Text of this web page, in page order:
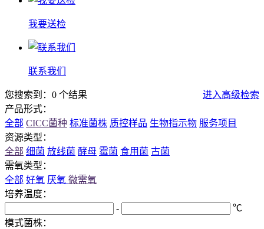
我要送检
联系我们
您搜索到：0 个结果
进入高级检索
产品形式：
全部 CICC菌种 标准菌株 质控样品 生物指示物 服务项目
资源类型：
全部 细菌 放线菌 酵母 霉菌 食用菌 古菌
需氧类型：
全部 好氧 厌氧 微需氧
培养温度：
-
℃
模式菌株：